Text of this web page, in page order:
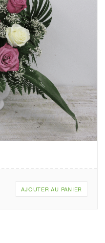
AJOUTER AU PANIER